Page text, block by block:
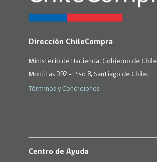
Dirección ChileCompra
Ministerio de Hacienda, Gobierno de Chile
Monjitas 392 - Piso 8, Santiago de Chile.
Términos y Condiciones
Centro de Ayuda